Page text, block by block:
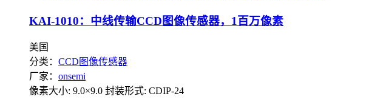
KAI-1010：中线传输CCD图像传感器，1百万像素
美国
分类： CCD图像传感器
厂家： onsemi
像素大小: 9.0×9.0 封装形式: CDIP-24